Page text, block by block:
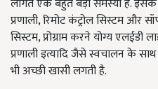
लागत एक बहुत बड़ी समस्या है. इसके
प्रणाली, रिमोट कंट्रोल सिस्टम और
सिस्टम, प्रोग्राम करने योग्य एलईडी
प्रणाली इत्यादि जैसे स्वचालन के
भी अच्छी खासी लगती है.